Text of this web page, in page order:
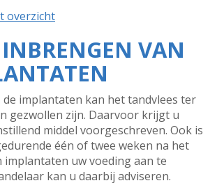
overzicht
VAN
de implantaten kan het tandvlees ter
gezwollen zijn. Daarvoor krijgt u
middel voorgeschreven. Ook is
één of twee weken na het
implantaten uw voeding aan te
kan u daarbij adviseren.